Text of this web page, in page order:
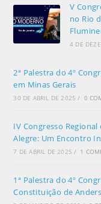
V
no Rio
4 DE
2ª Palestra do 4º
em Minas Gerais
30 DE ABRIL DE 2025 / 0
IV Congresso
Alegre: Um Encontro
7 DE ABRIL DE 2025 / 1
1ª Palestra do 4º
Constituição de